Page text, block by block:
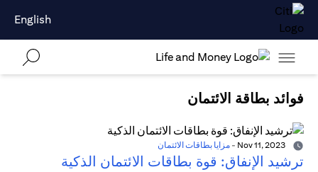
English
فوائد بطاقة الائتمان
- مزايا بطاقات الائتمان
ترشيد الإنفاق: قوة بطاقات الائتمان الذكية